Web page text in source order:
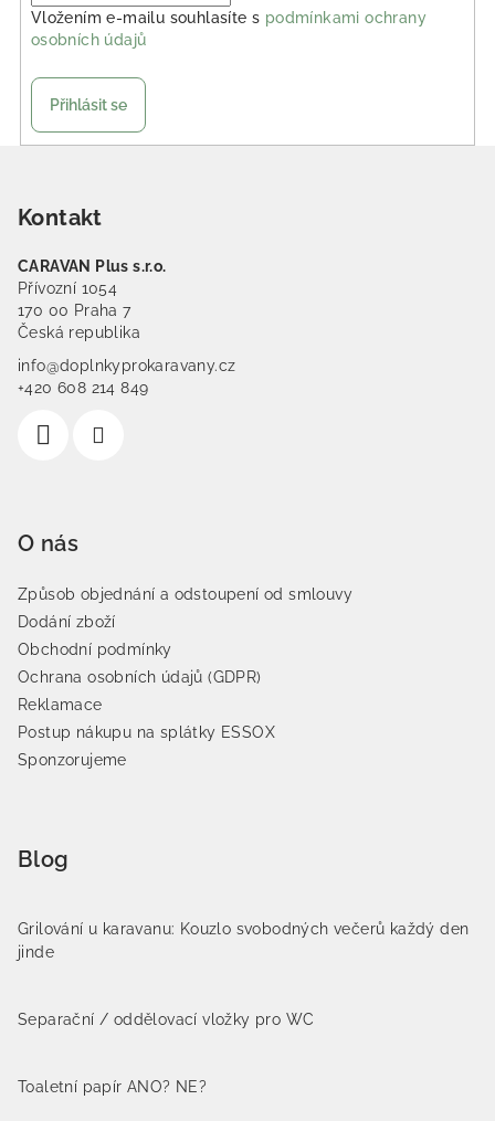
Vložením e-mailu souhlasíte s podmínkami ochrany
osobních údajů
Přihlásit se
Kontakt
CARAVAN Plus s.r.o.
Přívozní 1054
170 00 Praha 7
Česká republika
info@doplnkyprokaravany.cz
+420 608 214 849
O nás
Způsob objednání a odstoupení od smlouvy
Dodání zboží
Obchodní podmínky
Ochrana osobních údajů (GDPR)
Reklamace
Postup nákupu na splátky ESSOX
Sponzorujeme
Blog
Grilování u karavanu: Kouzlo svobodných večerů každý den
jinde
Separační / oddělovací vložky pro WC
Toaletní papír ANO? NE?